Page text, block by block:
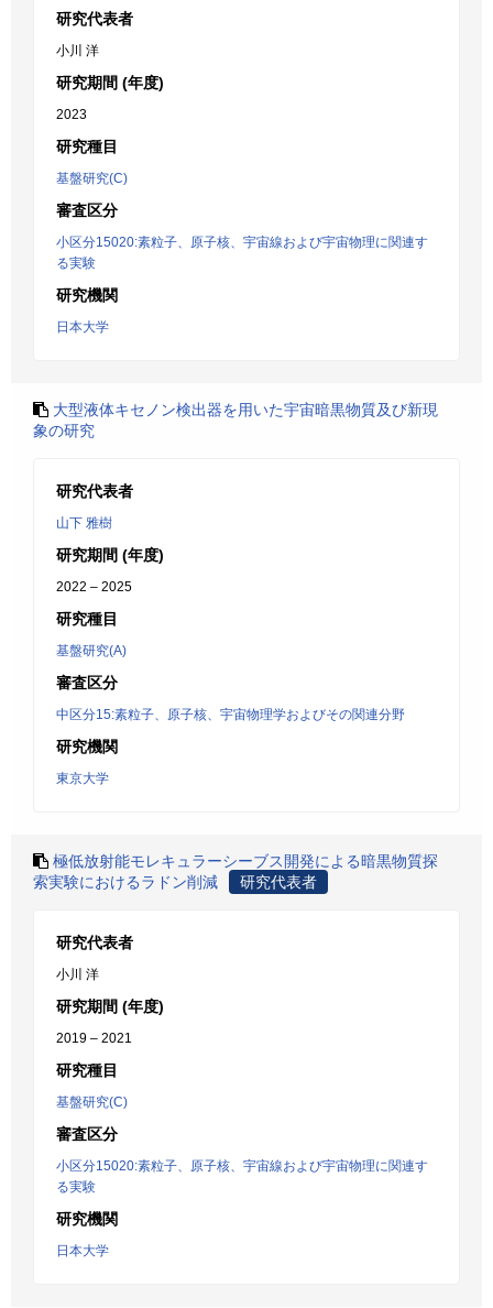
研究代表者
小川 洋
研究期間 (年度)
2023
研究種目
基盤研究(C)
審査区分
小区分15020:素粒子、原子核、宇宙線および宇宙物理に関連す
る実験
研究機関
日本大学
大型液体キセノン検出器を用いた宇宙暗黒物質及び新現
象の研究
研究代表者
山下 雅樹
研究期間 (年度)
2022 – 2025
研究種目
基盤研究(A)
審査区分
中区分15:素粒子、原子核、宇宙物理学およびその関連分野
研究機関
東京大学
極低放射能モレキュラーシーブス開発による暗黒物質探
索実験におけるラドン削減
研究代表者
研究代表者
小川 洋
研究期間 (年度)
2019 – 2021
研究種目
基盤研究(C)
審査区分
小区分15020:素粒子、原子核、宇宙線および宇宙物理に関連す
る実験
研究機関
日本大学